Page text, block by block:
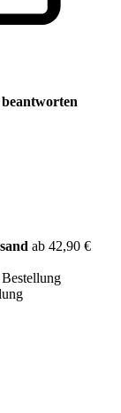
ab 42,90 €